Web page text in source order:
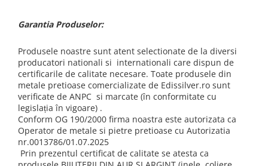
Garantia Produselor:
Produsele noastre sunt atent selectionate de la diversi
producatori nationali si internationali care dispun de
certificarile de calitate necesare. Toate produsele din
metale pretioase comercializate de Edissilver.ro sunt
verificate de ANPC si marcate (în conformitate cu
legislația în vigoare) .
Conform OG 190/2000 firma noastra este autorizata ca
Operator de metale si pietre pretioase cu Autorizatia
nr.0013786/01.07.2025
Prin prezentul certificat de calitate se atesta ca